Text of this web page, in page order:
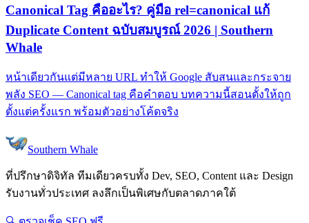
Canonical Tag คืออะไร? คู่มือ rel=canonical แก้
Duplicate Content ฉบับสมบูรณ์ 2026 | Southern
Whale
หน้าเดียวกันแต่มีหลาย URL ทำให้ Google สับสนและกระจาย
พลัง SEO — Canonical tag คือคำตอบ บทความนี้สอนตั้งให้ถูก
ตั้งแต่ครั้งแรก พร้อมตัวอย่างโค้ดจริง
Southern Whale
ที่ปรึกษาดิจิทัล ทีมเดียวครบทั้ง Dev, SEO, Content และ Design
รับงานทั่วประเทศ ลงลึกเป็นพิเศษกับตลาดภาคใต้